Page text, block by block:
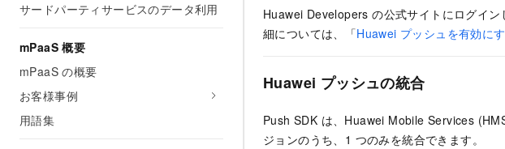
サードパーティサービスのデータ利用
mPaaS 概要
mPaaS の概要
お客様事例
用語集
Huawei Developers の公式サイトにログイ
細については、「Huawei プッシュを有効に
Huawei プッシュの統合
Push SDK は、Huawei Mobile Services
ジョンのうち、1 つのみを統合できます。